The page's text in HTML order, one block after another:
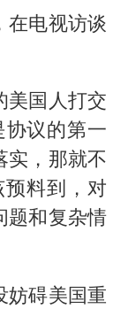
在电视访谈
美国人打交
议的第一
实，那就不
料到，对
题和复杂情
妨碍美国重